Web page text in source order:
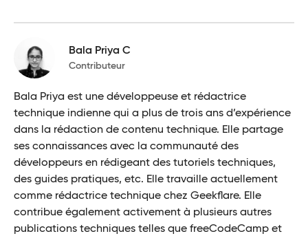
Bala Priya C
Contributeur
Bala Priya est une développeuse et rédactrice
technique indienne qui a plus de trois ans d’expérience
dans la rédaction de contenu technique. Elle partage
ses connaissances avec la communauté des
développeurs en rédigeant des tutoriels techniques,
des guides pratiques, etc. Elle travaille actuellement
comme rédactrice technique chez Geekflare. Elle
contribue également activement à plusieurs autres
publications techniques telles que freeCodeCamp et